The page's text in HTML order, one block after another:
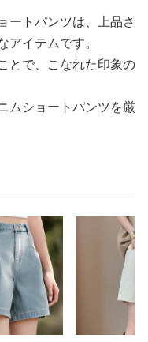
ートパンツは、上品さ
イテムです。
とで、こなれた印象の
ムショートパンツを厳